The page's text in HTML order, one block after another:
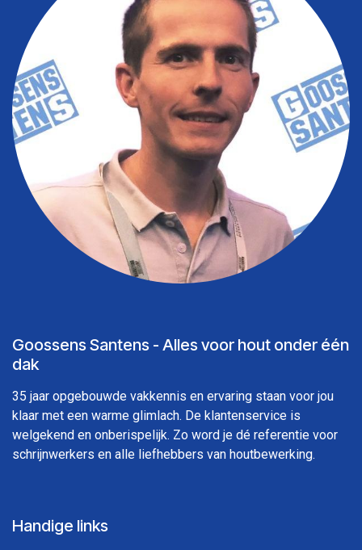
Goossens Santens - Alles voor hout onder één
dak
35 jaar opgebouwde vakkennis en ervaring staan voor jou
klaar met een warme glimlach. De klantenservice is
welgekend en onberispelijk. Zo word je dé referentie voor
schrijnwerkers en alle liefhebbers van houtbewerking.
Handige links